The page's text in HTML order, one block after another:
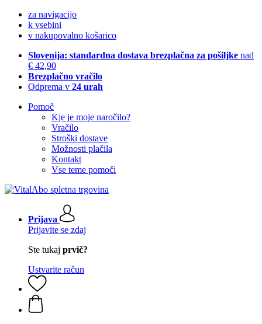
za navigacijo
k vsebini
v nakupovalno košarico
Slovenija: standardna dostava brezplačna za pošiljke nad
€ 42,90
Brezplačno vračilo
Odprema v 24 urah
Pomoč
Kje je moje naročilo?
Vračilo
Stroški dostave
Možnosti plačila
Kontakt
Vse teme pomoči
Prijava
Prijavite se zdaj
Ste tukaj prvič?
Ustvarite račun